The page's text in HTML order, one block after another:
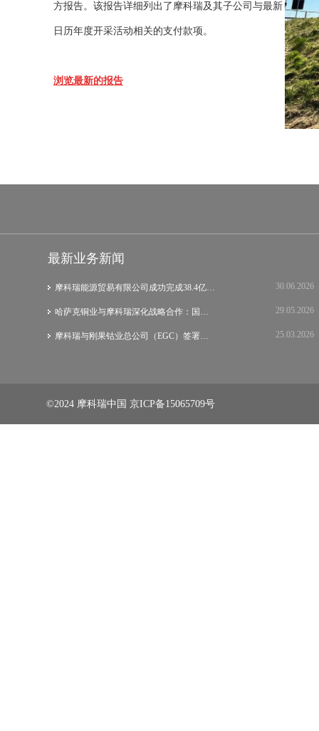
方报告。该报告详细列出了摩科瑞及其子公司与最新
日历年度开采活动相关的支付款项。
浏览最新的报告
最新业务新闻
摩科瑞能源贸易有限公司成功完成38.4亿美元… 30.06.2026
哈萨克铜业与摩科瑞深化战略合作：国际集团… 29.05.2026
摩科瑞与刚果钴业总公司（EGC）签署战略谅… 25.03.2026
©2024 摩科瑞中国 京ICP备15065709号